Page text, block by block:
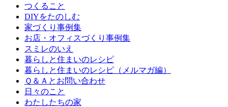
つくること
DIYをたのしむ
家づくり事例集
お店・オフィスづくり事例集
スミレのいえ
暮らしと住まいのレシピ
暮らしと住まいのレシピ（メルマガ編）
Ｑ＆Ａとお問い合わせ
日々のこと
わたしたちの家